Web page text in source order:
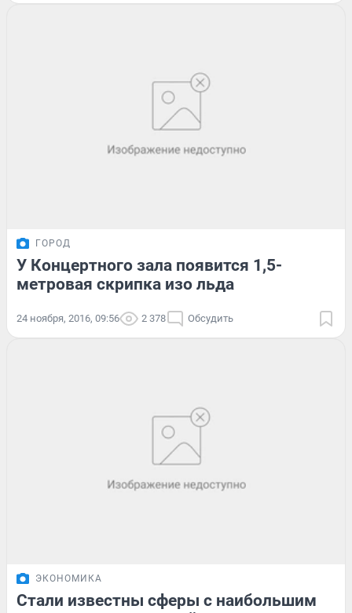
ГОРОД
У Концертного зала появится 1,5-
метровая скрипка изо льда
24 ноября, 2016, 09:56 2 378 Обсудить
ЭКОНОМИКА
Стали известны сферы с наибольшим